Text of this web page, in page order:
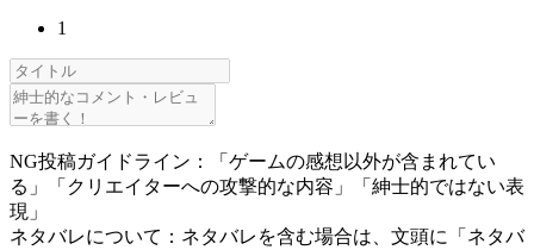
1
NG投稿ガイドライン：「ゲームの感想以外が含まれてい
る」「クリエイターへの攻撃的な内容」「紳士的ではない表
現」
ネタバレについて：ネタバレを含む場合は、文頭に「ネタバ